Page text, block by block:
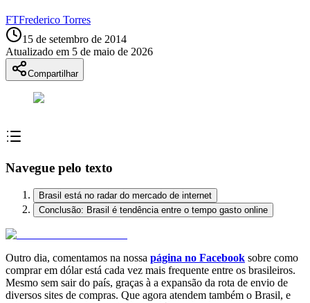
FTFrederico Torres
15 de setembro de 2014
Atualizado em 5 de maio de 2026
Compartilhar
Navegue pelo texto
Brasil está no radar do mercado de internet
Conclusão: Brasil é tendência entre o tempo gasto online
Outro dia, comentamos na nossa página no Facebook sobre como
comprar em dólar está cada vez mais frequente entre os brasileiros.
Mesmo sem sair do país, graças à a expansão da rota de envio de
diversos sites de compras. Que agora atendem também o Brasil, e